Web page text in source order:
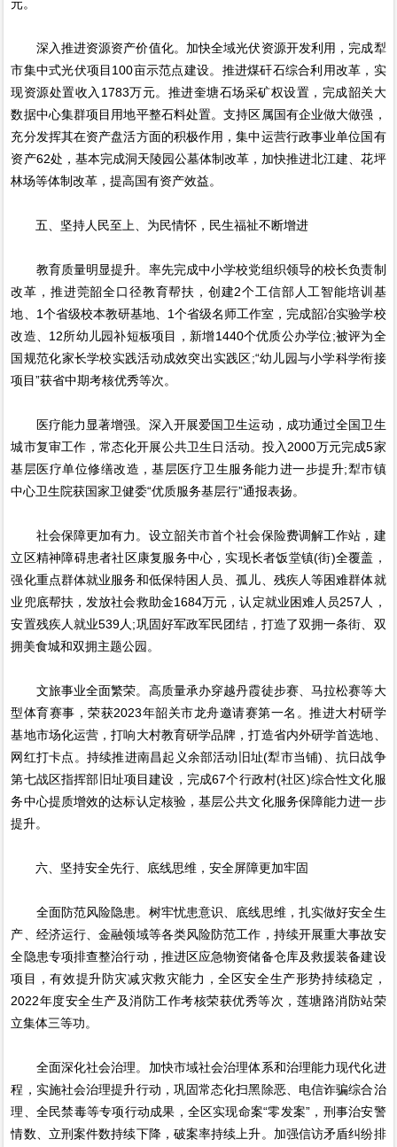
元。
深入推进资源资产价值化。加快全域光伏资源开发利用，完成犁
市集中式光伏项目100亩示范点建设。推进煤矸石综合利用改革，实
现资源处置收入1783万元。推进奎塘石场采矿权设置，完成韶关大
数据中心集群项目用地平整石料处置。支持区属国有企业做大做强，
充分发挥其在资产盘活方面的积极作用，集中运营行政事业单位国有
资产62处，基本完成洞天陵园公墓体制改革，加快推进北江建、花坪
林场等体制改革，提高国有资产效益。
五、坚持人民至上、为民情怀，民生福祉不断增进
教育质量明显提升。率先完成中小学校党组织领导的校长负责制
改革，推进莞韶全口径教育帮扶，创建2个工信部人工智能培训基
地、1个省级校本教研基地、1个省级名师工作室，完成韶冶实验学校
改造、12所幼儿园补短板项目，新增1440个优质公办学位;被评为全
国规范化家长学校实践活动成效突出实践区;“幼儿园与小学科学衔接
项目”获省中期考核优秀等次。
医疗能力显著增强。深入开展爱国卫生运动，成功通过全国卫生
城市复审工作，常态化开展公共卫生日活动。投入2000万元完成5家
基层医疗单位修缮改造，基层医疗卫生服务能力进一步提升;犁市镇
中心卫生院获国家卫健委“优质服务基层行”通报表扬。
社会保障更加有力。设立韶关市首个社会保险费调解工作站，建
立区精神障碍患者社区康复服务中心，实现长者饭堂镇(街)全覆盖，
强化重点群体就业服务和低保特困人员、孤儿、残疾人等困难群体就
业兜底帮扶，发放社会救助金1684万元，认定就业困难人员257人，
安置残疾人就业539人;巩固好军政军民团结，打造了双拥一条街、双
拥美食城和双拥主题公园。
文旅事业全面繁荣。高质量承办穿越丹霞徒步赛、马拉松赛等大
型体育赛事，荣获2023年韶关市龙舟邀请赛第一名。推进大村研学
基地市场化运营，打响大村教育研学品牌，打造省内外研学首选地、
网红打卡点。持续推进南昌起义余部活动旧址(犁市当铺)、抗日战争
第七战区指挥部旧址项目建设，完成67个行政村(社区)综合性文化服
务中心提质增效的达标认定核验，基层公共文化服务保障能力进一步
提升。
六、坚持安全先行、底线思维，安全屏障更加牢固
全面防范风险隐患。树牢忧患意识、底线思维，扎实做好安全生
产、经济运行、金融领域等各类风险防范工作，持续开展重大事故安
全隐患专项排查整治行动，推进区应急物资储备仓库及救援装备建设
项目，有效提升防灾减灾救灾能力，全区安全生产形势持续稳定，
2022年度安全生产及消防工作考核荣获优秀等次，莲塘路消防站荣
立集体三等功。
全面深化社会治理。加快市域社会治理体系和治理能力现代化进
程，实施社会治理提升行动，巩固常态化扫黑除恶、电信诈骗综合治
理、全民禁毒等专项行动成果，全区实现命案“零发案”，刑事治安警
情数、立刑案件数持续下降，破案率持续上升。加强信访矛盾纠纷排